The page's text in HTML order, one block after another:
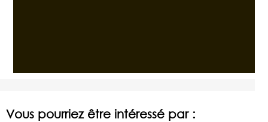
Vous pourriez être intéressé par :